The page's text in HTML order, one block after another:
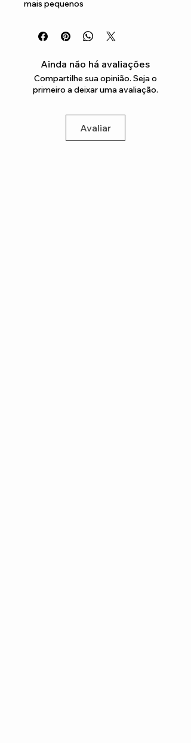
mais pequenos
Ainda não há avaliações
Compartilhe sua opinião. Seja o
primeiro a deixar uma avaliação.
Avaliar